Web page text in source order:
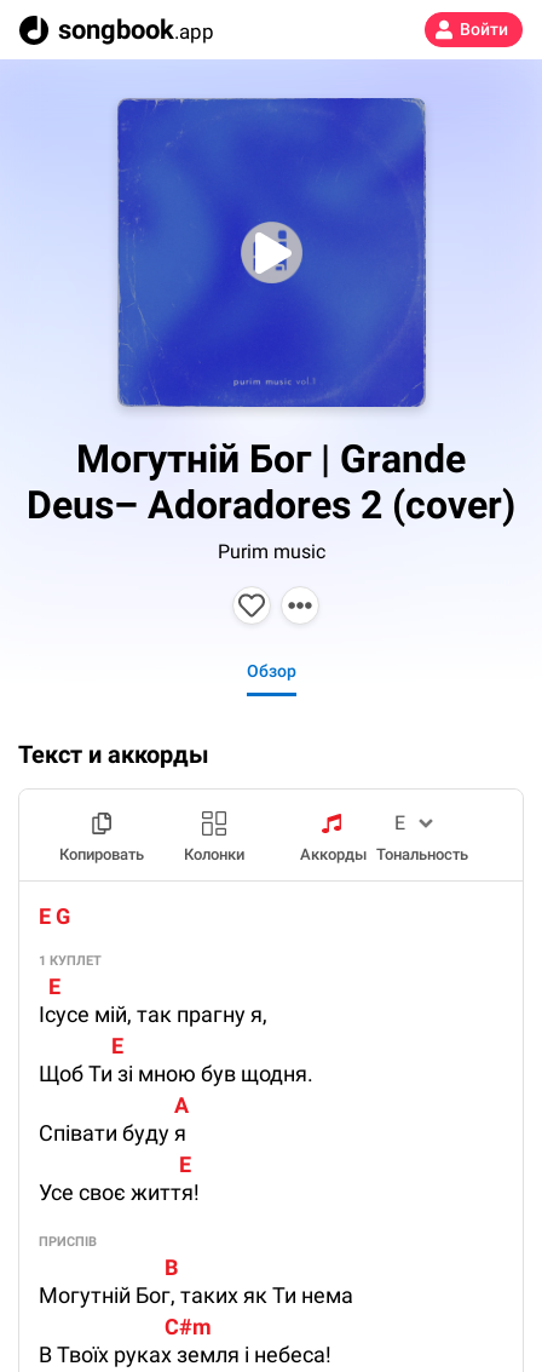
songbook.app Войти
Могутній Бог | Grande
Deus– Adoradores 2 (cover)
Purim music
Обзор
Текст и аккорды
Копировать Колонки Аккорды Тональность
E G
1 КУПЛЕТ
  E
Ісусе мій, так прагну я,
               E
Щоб Ти зі мною був щодня.
                            A
Співати буду я
                             E
Усе своє життя!
ПРИСПІВ
                          B
Могутній Бог, таких як Ти нема
                          C#m
В Твоїх руках земля і небеса!